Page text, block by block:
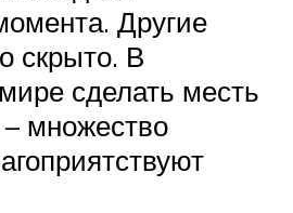
Другие
скрыто. В
сделать месть
– множество